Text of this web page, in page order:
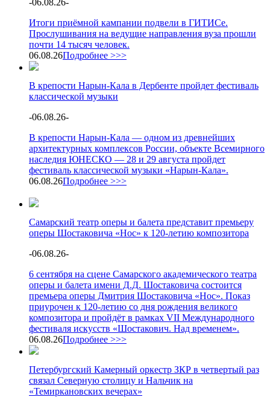
-06.08.26-
Итоги приёмной кампании подвели в ГИТИСе.
Прослушивания на ведущие направления вуза прошли
почти 14 тысяч человек.
06.08.26Подробнее >>>
В крепости Нарын-Кала в Дербенте пройдет фестиваль
классической музыки
-06.08.26-
В крепости Нарын-Кала — одном из древнейших
архитектурных комплексов России, объекте Всемирного
наследия ЮНЕСКО — 28 и 29 августа пройдет
фестиваль классической музыки «Нарын-Кала».
06.08.26Подробнее >>>
Самарский театр оперы и балета представит премьеру
оперы Шостаковича «Нос» к 120-летию композитора
-06.08.26-
6 сентября на сцене Самарского академического театра
оперы и балета имени Д.Д. Шостаковича состоится
премьера оперы Дмитрия Шостаковича «Нос». Показ
приурочен к 120-летию со дня рождения великого
композитора и пройдёт в рамках VII Международного
фестиваля искусств «Шостакович. Над временем».
06.08.26Подробнее >>>
Петербургский Камерный оркестр ЗКР в четвертый раз
связал Северную столицу и Нальчик на
«Темиркановских вечерах»